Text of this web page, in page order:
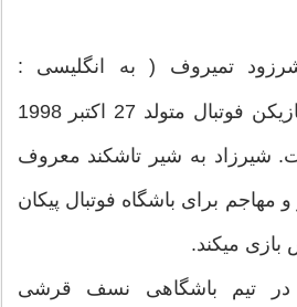
تمیروف ( به انگلیسی :
Sherzod Temirov ) بازیکن فوتبال متولد 27 اکتبر 1998
شیرزاد به شیر تاشکند معروف
برای باشگاه فوتبال پیکان
بازی میکند.
در تیم باشگاهی نسف قرشی